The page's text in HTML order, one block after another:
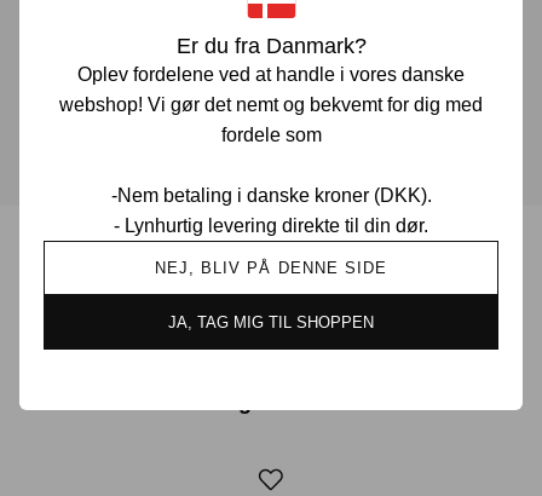
Er du fra Danmark?
Oplev fordelene ved at handle i vores danske
webshop! Vi gør det nemt og bekvemt for dig med
fordele som
-Nem betaling i danske kroner (DKK).
- Lynhurtig levering direkte til din dør.
NEJ, BLIV PÅ DENNE SIDE
JA, TAG MIG TIL SHOPPEN
muligt.
KONTAKT OS